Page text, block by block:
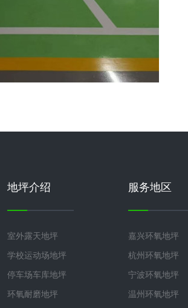
地坪介绍
室外露天地坪
学校运动场地坪
停车场车库地坪
环氧耐磨地坪
服务地区
嘉兴环氧地坪
杭州环氧地坪
宁波环氧地坪
温州环氧地坪